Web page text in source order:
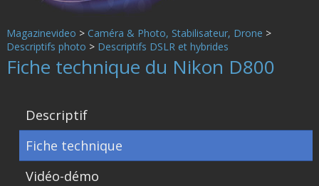
Magazinevideo > Caméra & Photo, Stabilisateur, Drone >
Descriptifs photo > Descriptifs DSLR et hybrides
Fiche technique du Nikon D800
Descriptif
Fiche technique
Vidéo-démo